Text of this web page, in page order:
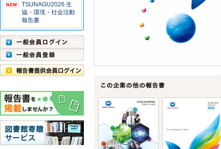
TSUNAGU2026 生
協・環境・社会活動
報告書